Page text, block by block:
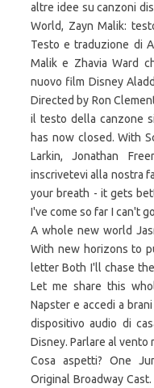
altre idee su canzoni
World, Zayn Malik:
Testo e traduzione di
Malik e Zhavia Ward
nuovo film Disney
Directed by Ron
il testo della canzone
has now closed. With
Larkin, Jonathan
inscrivetevi alla nostra
your breath - it gets
I've come so far I can't
A whole new world
With new horizons to
letter Both I'll chase
Let me share this
Napster e accedi a
dispositivo audio di
Disney. Parlare al
Cosa aspetti? One
Original Broadway